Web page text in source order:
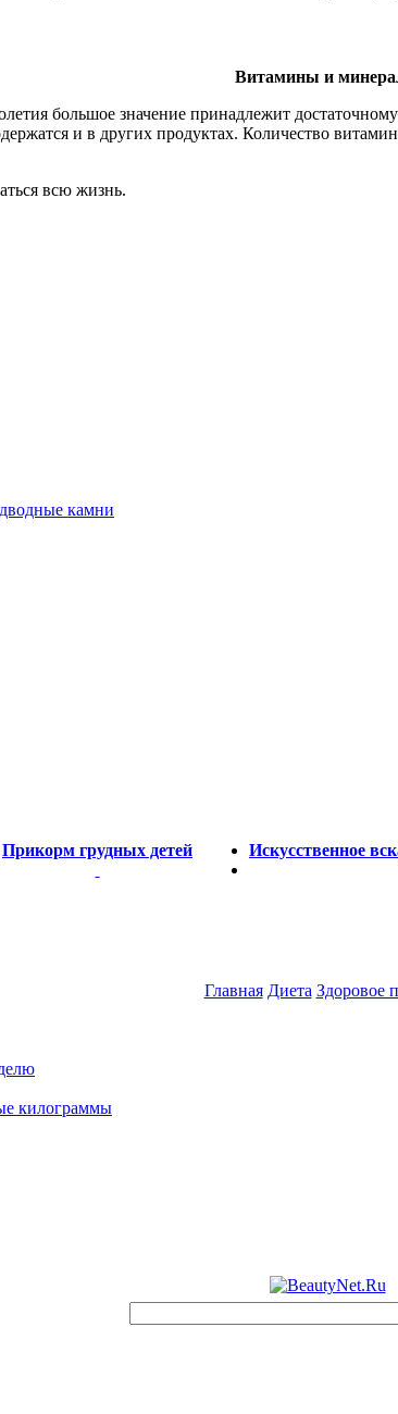
Витамины и
большое значение принадлежит
и в других продуктах. Количество
всю жизнь.
камни
Прикорм грудных детей Искусственное
Главная Диета Здоровое
килограммы